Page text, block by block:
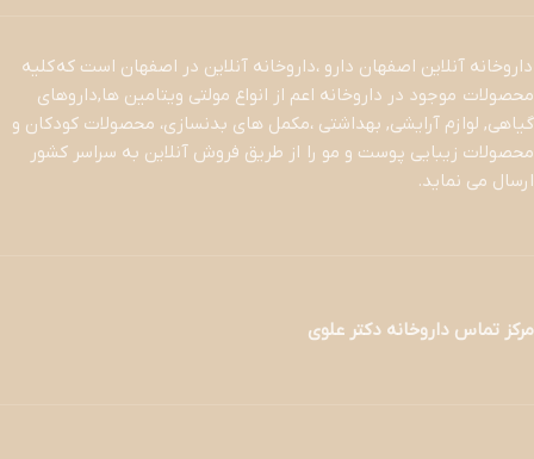
داروخانه آنلاین اصفهان دارو ،داروخانه آنلاین در اصفهان است که کلیه
محصولات موجود در داروخانه اعم از انواع مولتی ویتامین ها,داروهای
گیاهی, لوازم آرایشی, بهداشتی ،مکمل های بدنسازی، محصولات کودکان و
محصولات زیبایی پوست و مو را از طریق فروش آنلاین به سراسر کشور
ارسال می نماید.
مرکز تماس داروخانه دکتر علوی